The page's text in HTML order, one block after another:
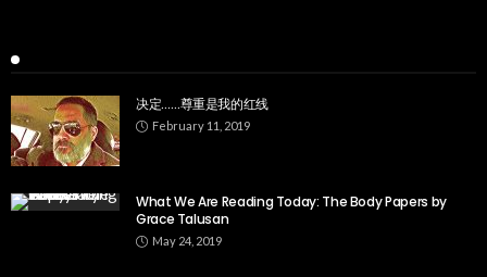
决定……尊重是我的红线
February 11, 2019
What We Are Reading Today: The Body Papers by
Grace Talusan
May 24, 2019